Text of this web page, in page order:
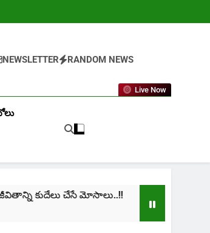
NEWSLETTER RANDOM NEWS
Live Now
చేసే మోసాలు..!!